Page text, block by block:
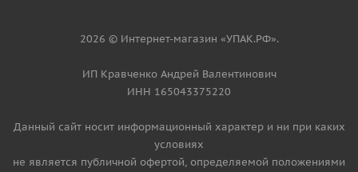
2026 © Интернет-магазин «УПАК.РФ».
ИП Кравченко Андрей Валентинович
ИНН 165043375220
Данный сайт носит информационный характер и ни при каких
условиях
не является публичной офертой, определяемой положениями